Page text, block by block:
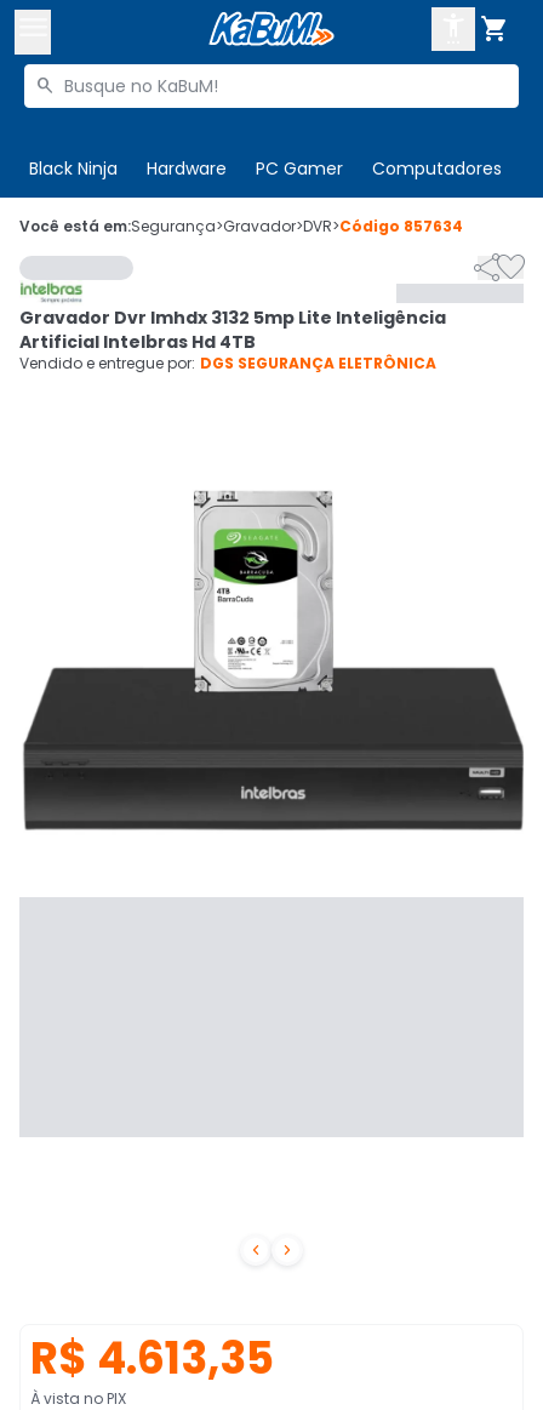

Buscar produtos

Black Ninja Hardware PC Gamer Computadores
 Olá. Acesse sua conta
 Departamentos
Cupons
CADASTRE-SE
Você está em:Segurança>Gravador>DVR>Código 857634
 

Gravador Dvr Imhdx 3132 5mp Lite Inteligência
Artificial Intelbras Hd 4TB
Vendido e entregue por: DGS SEGURANÇA ELETRÔNICA
R$ 4.613,35
À vista no PIX